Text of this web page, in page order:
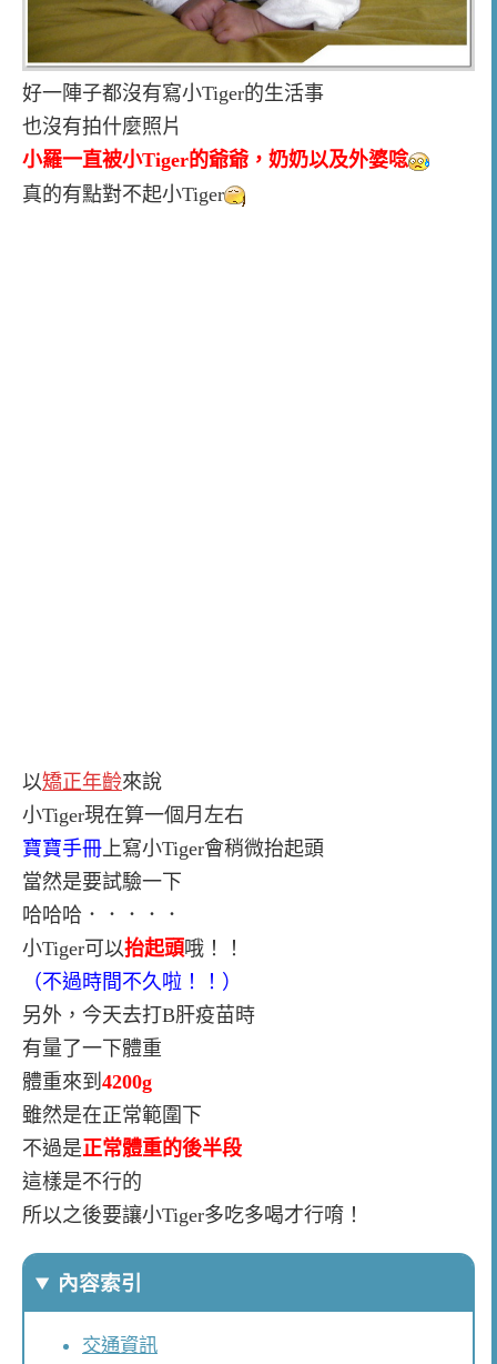
好一陣子都沒有寫小Tiger的生活事
也沒有拍什麼照片
小羅一直被小Tiger的爺爺，奶奶以及外婆唸
真的有點對不起小Tiger
以矯正年齡來說
小Tiger現在算一個月左右
寶寶手冊上寫小Tiger會稍微抬起頭
當然是要試驗一下
哈哈哈．．．．．
小Tiger可以抬起頭哦！！
（不過時間不久啦！！）
另外，今天去打B肝疫苗時
有量了一下體重
體重來到 4200g
雖然是在正常範圍下
不過是正常體重的後半段
這樣是不行的
所以之後要讓小Tiger多吃多喝才行唷！
內容索引
交通資訊